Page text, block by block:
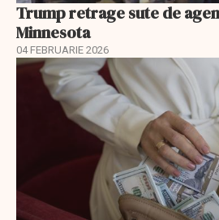
Trump retrage sute de
Minnesota
04 FEBRUARIE 2026